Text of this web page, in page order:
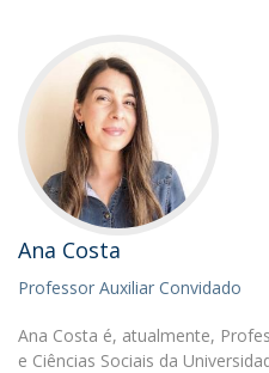
Ana Costa
Professor Auxiliar Convidado
Ana Costa é, atualmente,
e Ciências Sociais da